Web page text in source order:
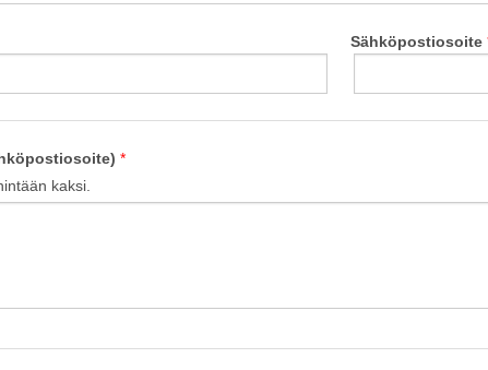
Sähköpostiosoite
kaksi.